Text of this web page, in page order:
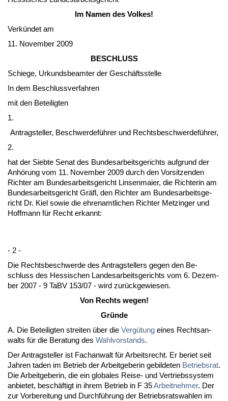
Im Na­men des Vol­kes!
Verkündet am
11. No­vem­ber 2009
BESCHLUSS
Schie­ge, Ur­kunds­be­am­ter der Geschäfts­stel­le
In dem Be­schluss­ver­fah­ren
mit den Be­tei­lig­ten
1.
An­trag­stel­ler, Be­schwer­deführer und Rechts­be­schwer­deführer,
2.
hat der Sieb­te Se­nat des Bun­des­ar­beits­ge­richts auf­grund der
Anhörung vom 11. No­vem­ber 2009 durch den Vor­sit­zen­den
Rich­ter am Bun­des­ar­beits­ge­richt Lin­sen­mai­er, die Rich­te­rin am
Bun­des­ar­beits­ge­richt Gräfl, den Rich­ter am Bun­des­ar­beits­ge­
richt Dr. Kiel so­wie die eh­ren­amt­li­chen Rich­ter Met­zin­ger und
Hoff­mann für Recht er­kannt:
- 2 -
Die Rechts­be­schwer­de des An­trag­stel­lers ge­gen den Be­
schluss des Hes­si­schen Lan­des­ar­beits­ge­richts vom 6. De­zem­
ber 2007 - 9 TaBV 153/07 - wird zurück­ge­wie­sen.
Von Rechts we­gen!
Gründe
A. Die Be­tei­lig­ten strei­ten über die Vergütung ei­nes Rechts­an­
walts für die Be­ra­tung des Wahl­vor­stands.
Der An­trag­stel­ler ist Fach­an­walt für Ar­beits­recht. Er be­riet seit
Jah­ren ta­den im Be­trieb der Ar­beit­ge­be­rin ge­bil­de­ten Be­triebs­rat.
Die Ar­beit­ge­be­rin, die ein glo­ba­les Rei­se- und Ver­triebs­sys­tem
an­bie­tet, beschäftigt in ih­rem Be­trieb in F 35Ar­beit­neh­mer. Der
zur Vor­be­rei­tung und Durchführung der Be­triebs­rats­wah­len im